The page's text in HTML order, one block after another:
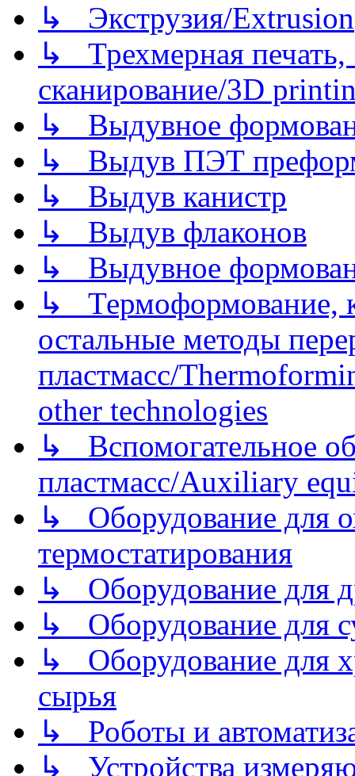
↳ Экструзия/Extrusion
↳ Трехмерная
сканирование/3D
↳ Выдувное
↳ Выдув ПЭТ
↳ Выдув канистр
↳ Выдув флаконов
↳ Выдувное
↳ Термоформование,
остальные методы
пластмасс/
other technologies
↳ Вспомогательное
пластмасс/Auxiliary
↳ Оборудование для
термостатирования
↳ Оборудование для
↳ Оборудование для
↳ Оборудование для
сырья
↳ Роботы и
↳ Устройства